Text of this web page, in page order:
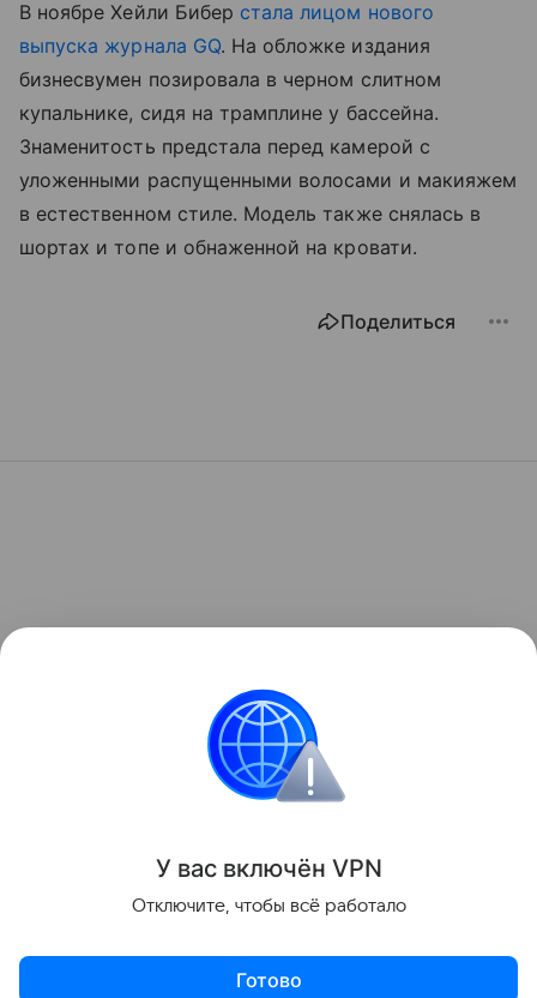
В ноябре Хейли Бибер стала лицом нового
выпуска журнала GQ. На обложке издания
бизнесвумен позировала в черном слитном
купальнике, сидя на трамплине у бассейна.
Знаменитость предстала перед камерой с
уложенными распущенными волосами и макияжем
в естественном стиле. Модель также снялась в
шортах и топе и обнаженной на кровати.
Поделиться
У вас включён VPN
Отключите, чтобы всё работало
Готово